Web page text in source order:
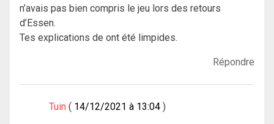
n’avais pas bien compris le jeu lors des retours
d’Essen.
Tes explications de ont été limpides.
Répondre
Tuin 14/12/2021 à 13:04